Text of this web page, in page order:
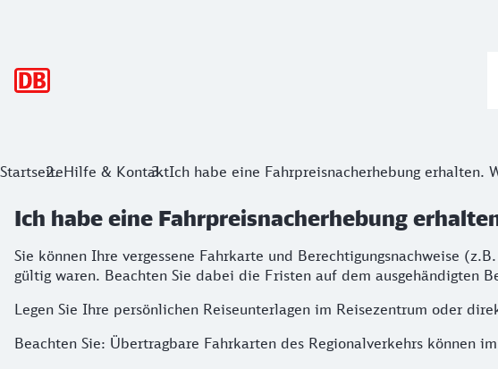
StartseiteHilfe & KontaktIch habe eine Fahrpreisnacherhebung erhalten.
Ich habe eine Fahrpreisnacherhebung
Sie können Ihre vergessene Fahrkarte und Berechtigungsnachweise
gültig waren. Beachten Sie dabei die Fristen auf dem ausgehändigten
Legen Sie Ihre persönlichen Reiseunterlagen im Reisezentrum oder
Beachten Sie: Übertragbare Fahrkarten des Regionalverkehrs können